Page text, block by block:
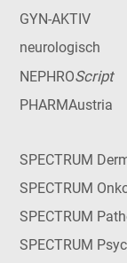
GYN-AKTIV
neurologisch
NEPHROScript
PHARMAustria
SPECTRUM
SPECTRUM
SPECTRUM
SPECTRUM